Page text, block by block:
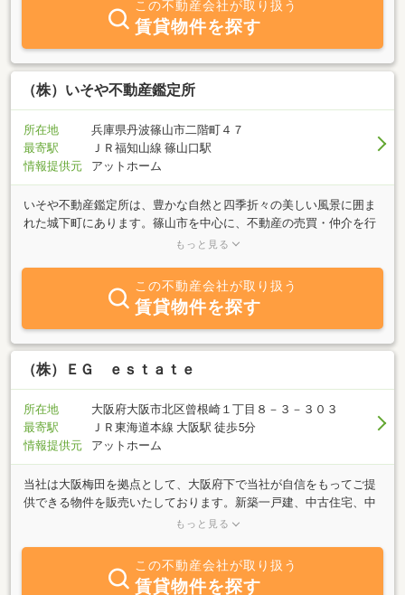
環境のご説明、資金計画のご相談も丁寧に対応。女性スタッフも在
籍しており、はじめての方やご家族でのご相談も安心です。「この
街で暮らしたい」「自分に合った居住まいを見つけたい」――そん
な想いを、確かな情報と親身な対応、誠実なサポートでかたちにし
ます。不動産購入をお考えの方は、ぜひis my不動産にご相談くださ
この不動産会社が取り扱う
賃貸物件を探す
（株）いそや不動産鑑定所
所在地
兵庫県丹波篠山市二階町４７
最寄駅
ＪＲ福知山線 篠山口駅
情報提供元
アットホーム
いそや不動産鑑定所は、豊かな自然と四季折々の美しい風景に囲ま
れた城下町にあります。篠山市を中心に、不動産の売買・仲介を行
っており、お客様に満足のいただける物件をご紹介させていただく
す。また、不動産鑑定士として不動産鑑定評価基準に基づいた不動
産鑑定評価業務も行っております。不動産の有効活用、相続・売買
の際の税金、登記、建築・リフォームなど不動産全般に通じ専門職
業家として随時、個別にご相談をお受けいたします。お気軽にご連
絡くださいませ。
もっと見る
この不動産会社が取り扱う
賃貸物件を探す
（株）ＥＧ ｅｓｔａｔｅ
所在地
大阪府大阪市北区曾根崎１丁目８－３－３０３
最寄駅
ＪＲ東海道本線 大阪駅 徒歩5分
情報提供元
アットホーム
当社は大阪梅田を拠点として、大阪府下で当社が自信をもってご提
供できる物件を販売いたしております。新築一戸建、中古住宅、中
古マンション、各物件のリノベーション、リフォーム等の実績を生
す。又空き家対策として物件の調査及び改装販売にも力を入れてい
ます。弊社得意とするマンション、中古住宅のリフォーム、リノベ
もっと見る
この不動産会社が取り扱う
賃貸物件を探す